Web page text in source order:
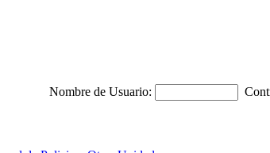
Nombre de Usuario: